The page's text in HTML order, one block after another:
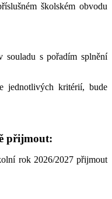
školském obvodu
souladu s pořadím splnění
jednotlivých kritérií, bude
přijmout:
rok 2026/2027 přijmout